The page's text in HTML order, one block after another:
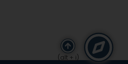
(alt + i)